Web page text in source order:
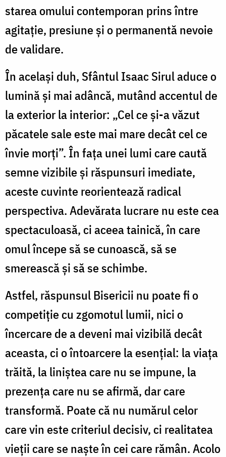
starea omului contemporan prins între
agitație, presiune și o permanentă nevoie
de validare.
În același duh, Sfântul Isaac Sirul aduce o
lumină și mai adâncă, mutând accentul de
la exterior la interior: „Cel ce și-a văzut
păcatele sale este mai mare decât cel ce
învie morți”. În fața unei lumi care caută
semne vizibile și răspunsuri imediate,
aceste cuvinte reorientează radical
perspectiva. Adevărata lucrare nu este cea
spectaculoasă, ci aceea tainică, în care
omul începe să se cunoască, să se
smerească și să se schimbe.
Astfel, răspunsul Bisericii nu poate fi o
competiție cu zgomotul lumii, nici o
încercare de a deveni mai vizibilă decât
aceasta, ci o întoarcere la esențial: la viața
trăită, la liniștea care nu se impune, la
prezența care nu se afirmă, dar care
transformă. Poate că nu numărul celor
care vin este criteriul decisiv, ci realitatea
vieții care se naște în cei care rămân. Acolo